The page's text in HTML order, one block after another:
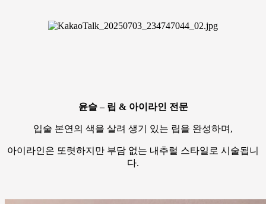
윤슬 – 립 & 아이라인 전문
입술 본연의 색을 살려 생기 있는 립을 완성하며,
아이라인은 또렷하지만 부담 없는 내추럴 스타일로 시술됩니
다.